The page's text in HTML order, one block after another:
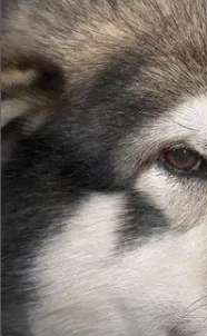
Tarkista
Ei saatavilla
Tuotekuvaus